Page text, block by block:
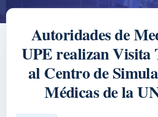
Autoridades de
UPE realizan Visita
al Centro de
Médicas de la